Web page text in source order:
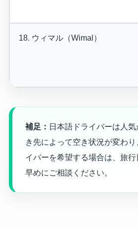
18. ウィマル（Wimal）
補足： 日本語ドライバーは人
き先によって空き状況が変わ
イバーを希望する場合は、旅
早めにご相談ください。